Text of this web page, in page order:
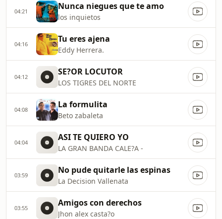
04:21 Nunca niegues que te amo
los inquietos
04:16 Tu eres ajena
Eddy Herrera.
04:12 SE?OR LOCUTOR
LOS TIGRES DEL NORTE
04:08 La formulita
Beto zabaleta
04:04 ASI TE QUIERO YO
LA GRAN BANDA CALE?A -
03:59 No pude quitarle las espinas
La Decision Vallenata
03:55 Amigos con derechos
Jhon alex casta?o